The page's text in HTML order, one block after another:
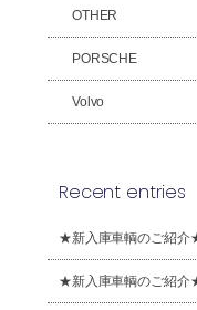
OTHER
PORSCHE
Volvo
Recent entries
★新入庫車輌のご紹介
★新入庫車輌のご紹介